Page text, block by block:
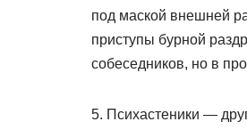
под маской внешней
приступы бурной
собеседников, но в
5. Психастеники —